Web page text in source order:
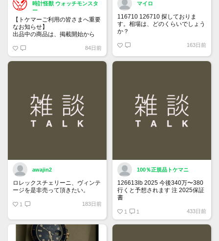
時計怪獣 ウォッチモンスタ
ー
【トケマーご利用の皆さまへ重要
なお知らせ】
出品中の商品は、掲載開始から
「下書き」へ戻ります。
トップページでお気に入り登録が
84日前
マイロ
116710 126710 探しておりま
す。相場は、どのくらいでしょう
か？
163日前
awajin2
ロレックスチェリーニ、ヴィンテ
ージを是非売って頂きたい。
1 183日前
100％正規品トケマニ
126613lb 2025 今後340万〜380
行くと予想されます 注 2025保証
書
2025/ @Watch_Monster_より
マジ上がる予想しかない
1 1 433日前